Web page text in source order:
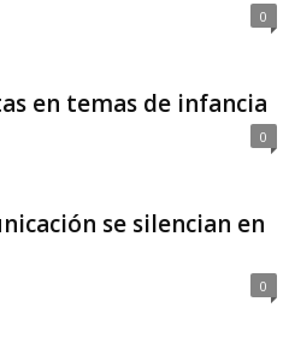
0
en temas de infancia
0
se silencian en
0